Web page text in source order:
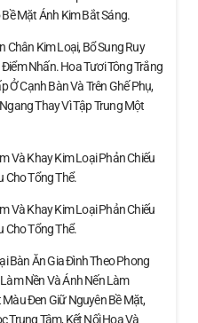
Mặt Ánh Kim Bắt Sáng.
Chân Kim Loại, Bổ Sung Ruy
Nhấn. Hoa Tươi Tông Trắng
Ở Cạnh Bàn Và Trên Ghế Phụ,
Thay Vì Tập Trung Một
Và Khay Kim Loại Phản Chiếu
Cho Tổng Thể.
Và Khay Kim Loại Phản Chiếu
Cho Tổng Thể.
Bàn Ăn Gia Đình Theo Phong
Nền Và Ánh Nến Làm
Đen Giữ Nguyên Bề Mặt,
Trung Tâm, Kết Nối Hoa Và